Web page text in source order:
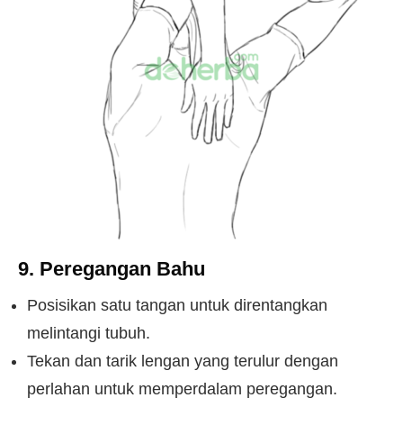
9. Peregangan Bahu
Posisikan satu tangan untuk direntangkan
melintangi tubuh.
Tekan dan tarik lengan yang terulur dengan
perlahan untuk memperdalam peregangan.